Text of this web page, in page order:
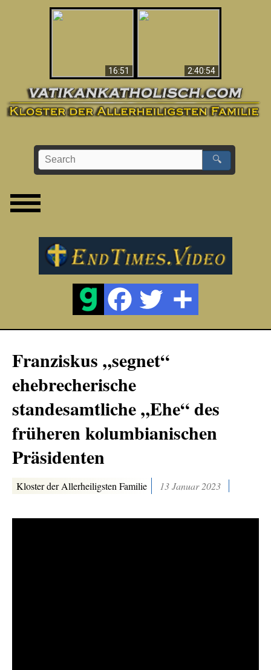
16:51
2:40:54
🔍
Franziskus „segnet“
ehebrecherische
standesamtliche „Ehe“ des
früheren kolumbianischen
Präsidenten
Kloster der Allerheiligsten Familie 13 Januar 2023